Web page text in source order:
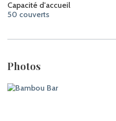
Capacité d'accueil
50 couverts
Photos